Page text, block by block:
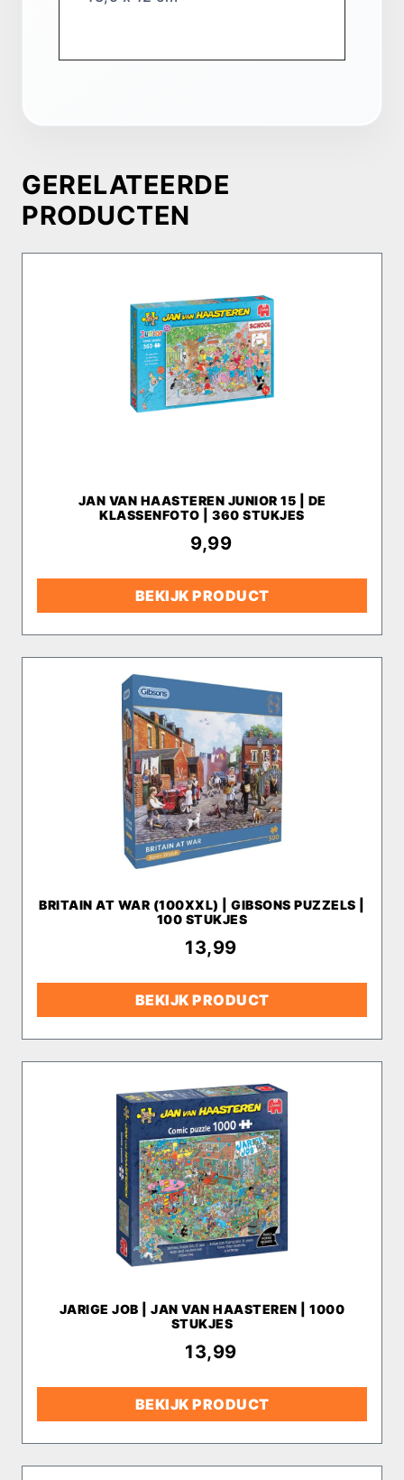
GERELATEERDE
PRODUCTEN
JAN VAN HAASTEREN JUNIOR 15 | DE
KLASSENFOTO | 360 STUKJES
9,99
BEKIJK PRODUCT
BRITAIN AT WAR (100XXL) | GIBSONS PUZZELS |
100 STUKJES
13,99
BEKIJK PRODUCT
JARIGE JOB | JAN VAN HAASTEREN | 1000
STUKJES
13,99
BEKIJK PRODUCT